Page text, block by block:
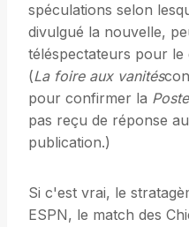
spéculations selon
divulgué la nouvelle,
téléspectateurs pour le
(La foire aux vanités
pour confirmer la Poste
pas reçu de réponse
publication.)
Si c'est vrai, le
ESPN, le match des